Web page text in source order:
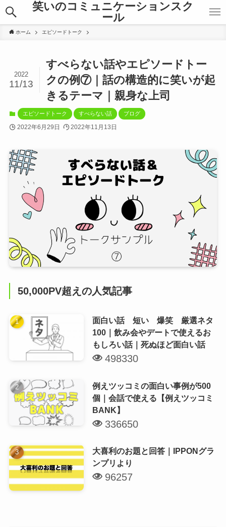
笑いのコミュニケーションスク
ール
ホーム エピソードトーク
すべらない話やエピソードトー
クの例⑦｜話の構造的に笑いが起
きるテーマ｜親身な上司
2022
11/13
エピソードトーク すべらない話 ブログ
2022年6月29日 2022年11月13日
50,000PV超えの人気記事
面白い話 短い 爆笑 厳選ネタ
100｜飲み会やデートで使えるお
もしろい話｜死ぬほど面白い話
498330
例えツッコミの面白い事例が500
個｜会話で使える【例えツッコミ
BANK】
336650
大喜利のお題と回答｜IPPONグラ
ンプリより
96257